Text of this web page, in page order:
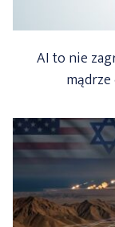
AI to nie